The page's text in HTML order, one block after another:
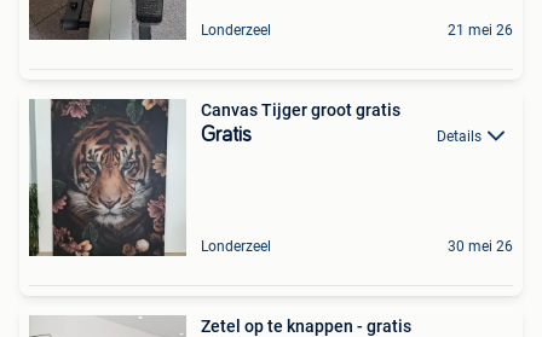
Londerzeel 21 mei 26
Canvas Tijger groot gratis
Gratis Details
Londerzeel 30 mei 26
Zetel op te knappen - gratis